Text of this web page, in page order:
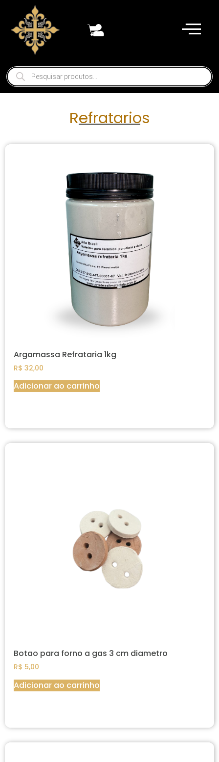
Refratarios
Argamassa Refrataria 1kg
R$ 32,00
Adicionar ao carrinho
Botao para forno a gas 3 cm diametro
R$ 5,00
Adicionar ao carrinho